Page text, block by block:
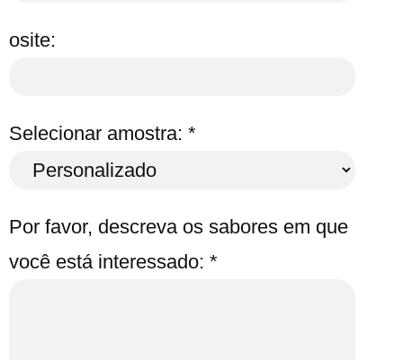
osite:
Selecionar amostra: *
Por favor, descreva os sabores em que
você está interessado: *